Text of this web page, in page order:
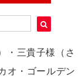
・三貴子様（さ
オ・ゴールデン